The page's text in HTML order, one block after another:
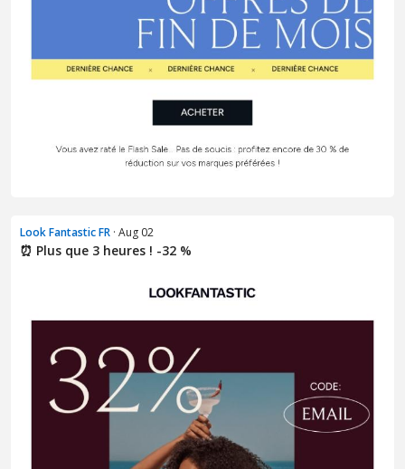
Look Fantastic FR · Aug 02
⏰ Plus que 3 heures ! -32 %